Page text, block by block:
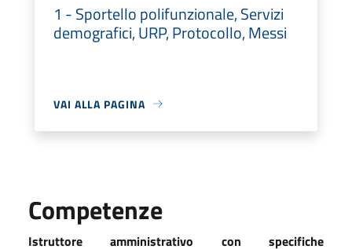
1 - Sportello polifunzionale, Servizi
demografici, URP, Protocollo, Messi
VAI ALLA PAGINA
Competenze
Istruttore amministrativo con specifiche